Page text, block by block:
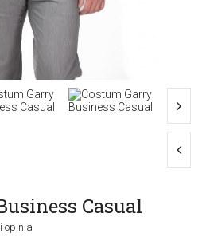
Casual
opinia